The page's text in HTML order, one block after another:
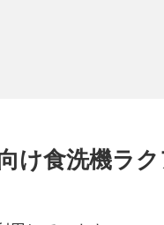
け食洗機ラ